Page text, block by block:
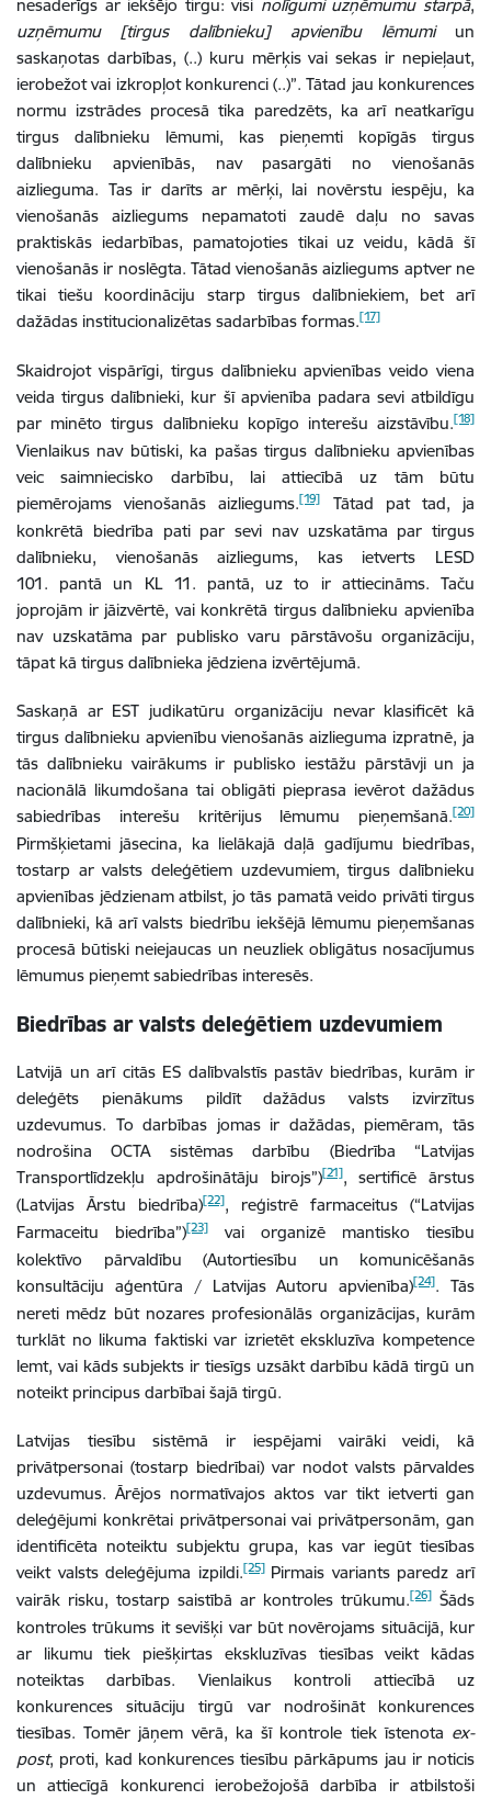
nesaderīgs ar iekšējo tirgu: visi nolīgumi uzņēmumu starpā,
uzņēmumu [tirgus dalībnieku] apvienību lēmumiun
saskaņotas darbības, (..) kuru mērķis vai sekas ir nepieļaut,
ierobežot vai izkropļot konkurenci (..)”. Tātad jau konkurences
normu izstrādes procesā tika paredzēts, ka arī neatkarīgu
tirgus dalībnieku lēmumi, kas pieņemti kopīgās tirgus
dalībnieku apvienībās, nav pasargāti no vienošanās
aizlieguma. Tas ir darīts ar mērķi, lai novērstu iespēju, ka
vienošanās aizliegums nepamatoti zaudē daļu no savas
praktiskās iedarbības, pamatojoties tikai uz veidu, kādā šī
vienošanās ir noslēgta. Tātad vienošanās aizliegums aptver ne
tikai tiešu koordināciju starp tirgus dalībniekiem, bet arī
dažādas institucionalizētas sadarbības formas.[17]
Skaidrojot vispārīgi, tirgus dalībnieku apvienības veido viena
veida tirgus dalībnieki, kur šī apvienība padara sevi atbildīgu
par minēto tirgus dalībnieku kopīgo interešu aizstāvību.[18]
Vienlaikus nav būtiski, ka pašas tirgus dalībnieku apvienības
veic saimniecisko darbību, lai attiecībā uz tām būtu
piemērojams vienošanās aizliegums.[19]
Tātad pat tad, ja
konkrētā biedrība pati par sevi nav uzskatāma par tirgus
dalībnieku, vienošanās aizliegums, kas ietverts LESD
101. pantā un KL 11. pantā, uz to ir attiecināms. Taču
joprojām ir jāizvērtē, vai konkrētā tirgus dalībnieku apvienība
nav uzskatāma par publisko varu pārstāvošu organizāciju,
tāpat kā tirgus dalībnieka jēdziena izvērtējumā.
Saskaņā ar EST judikatūru organizāciju nevar klasificēt kā
tirgus dalībnieku apvienību vienošanās aizlieguma izpratnē, ja
tās dalībnieku vairākums ir publisko iestāžu pārstāvji un ja
nacionālā likumdošana tai obligāti pieprasa ievērot dažādus
sabiedrības interešu kritērijus lēmumu pieņemšanā.[20]
Pirmšķietami jāsecina, ka lielākajā daļā gadījumu biedrības,
tostarp ar valsts deleģētiem uzdevumiem, tirgus dalībnieku
apvienības jēdzienam atbilst, jo tās pamatā veido privāti tirgus
dalībnieki, kā arī valsts biedrību iekšējā lēmumu pieņemšanas
procesā būtiski neiejaucas un neuzliek obligātus nosacījumus
lēmumus pieņemt sabiedrības interesēs.
Biedrības ar valsts deleģētiem uzdevumiem
Latvijā un arī citās ES dalībvalstīs pastāv biedrības, kurām ir
deleģēts pienākums pildīt dažādus valsts izvirzītus
uzdevumus. To darbības jomas ir dažādas, piemēram, tās
nodrošina OCTA sistēmas darbību (Biedrība “Latvijas
Transportlīdzekļu apdrošinātāju birojs”)[21], sertificē ārstus
(Latvijas Ārstu biedrība)[22], reģistrē farmaceitus (“Latvijas
Farmaceitu biedrība”)[23]
vai organizē mantisko tiesību
kolektīvo pārvaldību (Autortiesību un komunicēšanās
konsultāciju aģentūra / Latvijas Autoru apvienība)[24]. Tās
nereti mēdz būt nozares profesionālās organizācijas, kurām
turklāt no likuma faktiski var izrietēt ekskluzīva kompetence
lemt, vai kāds subjekts ir tiesīgs uzsākt darbību kādā tirgū un
noteikt principus darbībai šajā tirgū.
Latvijas tiesību sistēmā ir iespējami vairāki veidi, kā
privātpersonai (tostarp biedrībai) var nodot valsts pārvaldes
uzdevumus. Ārējos normatīvajos aktos var tikt ietverti gan
deleģējumi konkrētai privātpersonai vai privātpersonām, gan
identificēta noteiktu subjektu grupa, kas var iegūt tiesības
veikt valsts deleģējuma izpildi.[25] Pirmais variants paredz arī
vairāk risku, tostarp saistībā ar kontroles trūkumu.[26] Šāds
kontroles trūkums it sevišķi var būt novērojams situācijā, kur
ar likumu tiek piešķirtas ekskluzīvas tiesības veikt kādas
noteiktas darbības. Vienlaikus kontroli attiecībā uz
konkurences situāciju tirgū var nodrošināt konkurences
tiesības. Tomēr jāņem vērā, ka šī kontrole tiek īstenota ex-
post, proti, kad konkurences tiesību pārkāpums jau ir noticis
un attiecīgā konkurenci ierobežojošā darbība ir atbilstoši